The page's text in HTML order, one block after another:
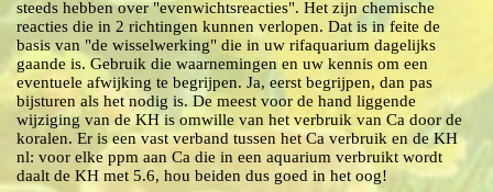
steeds hebben over "evenwichtsreacties". Het zijn chemische
reacties die in 2 richtingen kunnen verlopen. Dat is in feite de
basis van "de wisselwerking" die in uw rifaquarium dagelijks
gaande is. Gebruik die waarnemingen en uw kennis om een
eventuele afwijking te begrijpen. Ja, eerst begrijpen, dan pas
bijsturen als het nodig is. De meest voor de hand liggende
wijziging van de KH is omwille van het verbruik van Ca door de
koralen. Er is een vast verband tussen het Ca verbruik en de KH
nl: voor elke ppm aan Ca die in een aquarium verbruikt wordt
daalt de KH met 5.6, hou beiden dus goed in het oog!